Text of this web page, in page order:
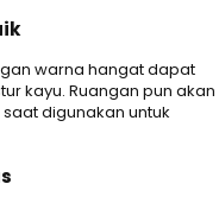
warna hangat dapat
kayu. Ruangan pun akan
digunakan untuk